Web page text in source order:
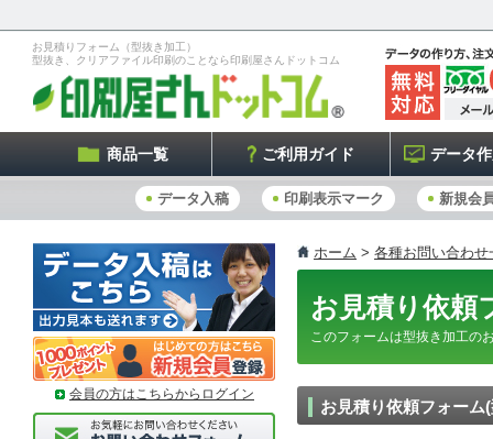
お見積りフォーム（型抜き加工）
型抜き、クリアファイル印刷のことなら印刷屋さんドットコム
商品一覧 ご利用ガイド データ
データ入稿 印刷表示マーク 新規会
ホーム > 各種お問い合わせ
お見積り依頼
このフォームは型抜き加工の
お見積り依頼フォーム
会員の方はこちらからログイン